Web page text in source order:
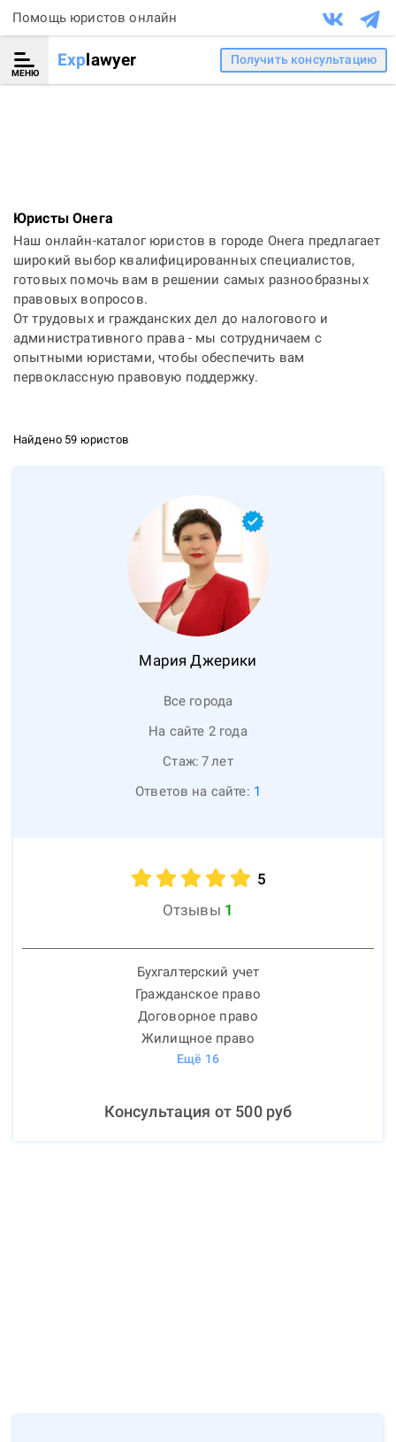
Помощь юристов онлайн
МЕНЮ
Explawyer Получить консультацию
Юристы Онега
Наш онлайн-каталог юристов в городе Онега предлагает
широкий выбор квалифицированных специалистов,
готовых помочь вам в решении самых разнообразных
правовых вопросов.
От трудовых и гражданских дел до налогового и
административного права - мы сотрудничаем с
опытными юристами, чтобы обеспечить вам
первоклассную правовую поддержку.
Найдено 59 юристов
Мария Джерики
Все города
На сайте 2 года
Стаж: 7лет
Ответов на сайте: 1
5
Отзывы 1
Бухгалтерский учет
Гражданское право
Договорное право
Жилищное право
Ещё 16
Консультация от 500руб